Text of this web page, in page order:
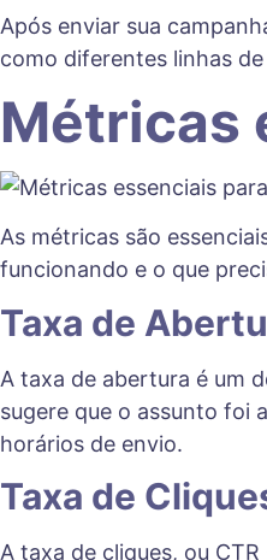
Após enviar sua
como diferentes linhas
Métricas
As métricas são
funcionando e o que
Taxa de
A taxa de abertura é um
sugere que o assunto foi
horários de envio.
Taxa de
A taxa de cliques, ou